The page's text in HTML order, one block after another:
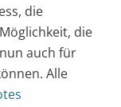
die
die
auch für
Alle